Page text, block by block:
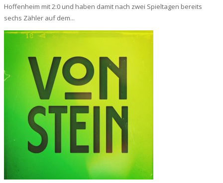
Hoffenheim mit 2:0 und haben damit nach zwei Spieltagen bereits
sechs Zähler auf dem...